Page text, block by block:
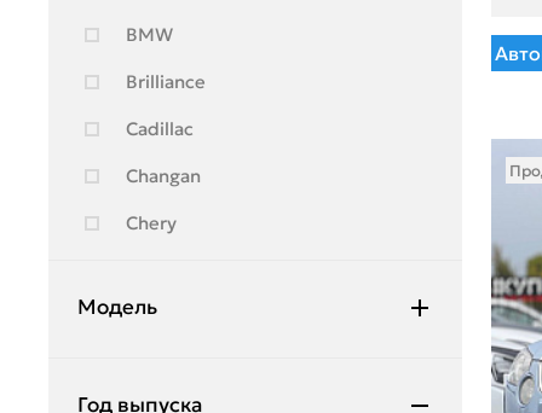
BMW
Brilliance
Cadillac
Changan
Chery
Citroen
Модель
Год выпуска